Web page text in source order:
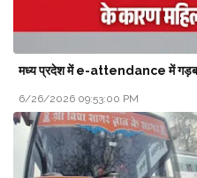
मध्य प्रदेश में e-attendance में
6/26/2026 09:53:00 PM